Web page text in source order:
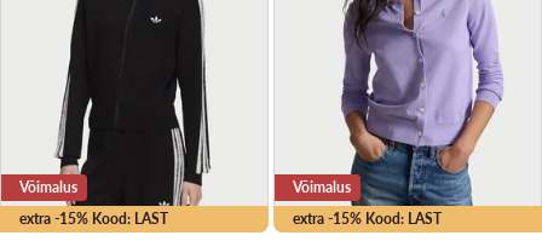
extra -15% Kood: LAST
Võimalus
extra -15% Kood: LAST
Võimalus